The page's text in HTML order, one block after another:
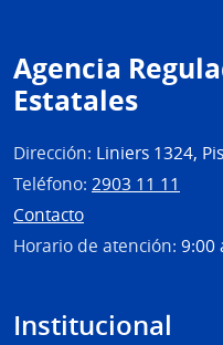
Agencia
Estatales
Dirección: Liniers 1324,
Teléfono: 2903 11 11
Contacto
Horario de atención: 9:00
Institucional